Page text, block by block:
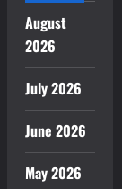
August
2026
July 2026
June 2026
May 2026